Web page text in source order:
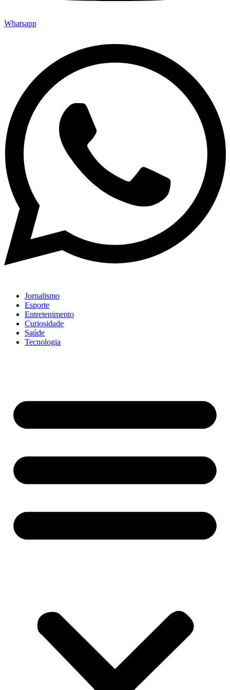
Whatsapp
Jornalismo
Esporte
Entretenimento
Curiosidade
Saúde
Tecnologia